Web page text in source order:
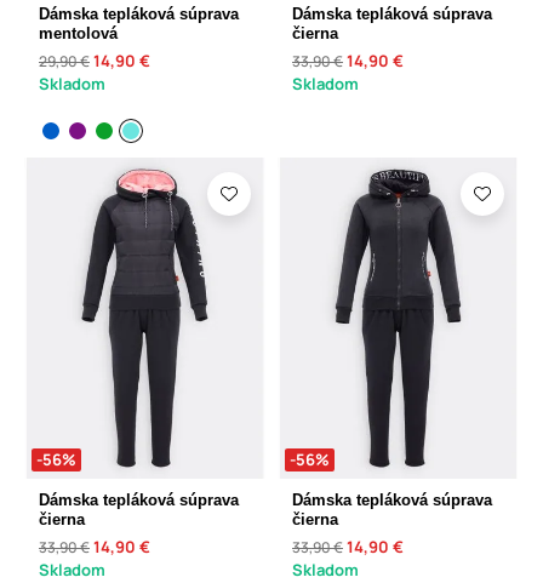
Dámska tepláková súprava
mentolová
29,90 €14,90 €
Skladom
Dámska tepláková súprava
čierna
33,90 €14,90 €
Skladom
-56%
Dámska tepláková súprava
čierna
33,90 €14,90 €
Skladom
-56%
Dámska tepláková súprava
čierna
33,90 €14,90 €
Skladom